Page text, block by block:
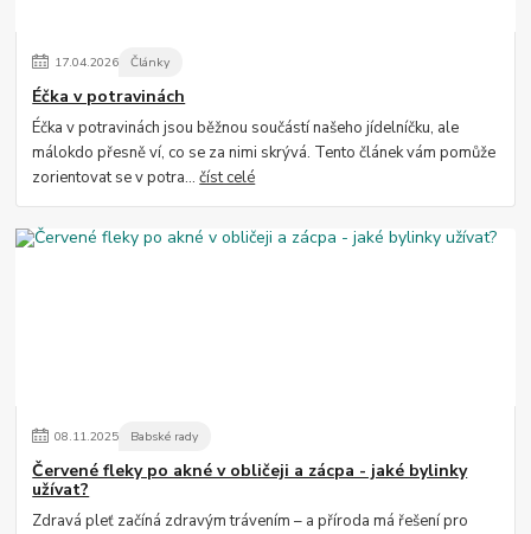
17.04.2026 Články
Éčka v potravinách
Éčka v potravinách jsou běžnou součástí našeho jídelníčku, ale
málokdo přesně ví, co se za nimi skrývá. Tento článek vám pomůže
zorientovat se v potra...číst celé
08.11.2025 Babské rady
Červené fleky po akné v obličeji a zácpa - jaké bylinky
užívat?
Zdravá pleť začíná zdravým trávením – a příroda má řešení pro